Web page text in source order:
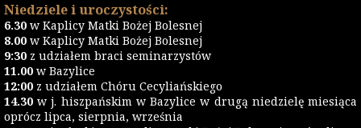
Niedziele i uroczystości:
6.30 w Kaplicy Matki Bożej Bolesnej
8.00 w Kaplicy Matki Bożej Bolesnej
9:30 z udziałem braci seminarzystów
11.00 w Bazylice
12:00 z udziałem Chóru Cecyliańskiego
14.30 w j. hiszpańskim w Bazylice w drugą niedzielę miesiąca
oprócz lipca, sierpnia, września